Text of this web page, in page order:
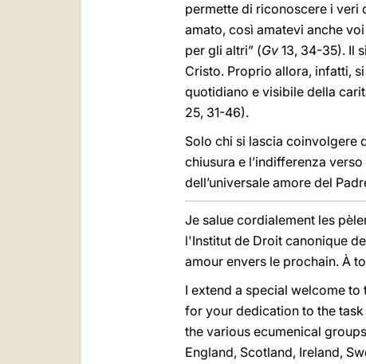
permette di riconoscere i veri
amato, così amatevi anche
per gli altri” (Gv 13, 34-35). Il
Cristo. Proprio allora, infatti,
quotidiano e visibile della
25, 31-46).
Solo chi si lascia coinvolgere
chiusura e l’indifferenza
dell’universale amore del
Je salue cordialement les
l'Institut de Droit canonique
amour envers le prochain. À
I extend a special welcome
for your dedication to the
the various ecumenical
England, Scotland, Ireland,